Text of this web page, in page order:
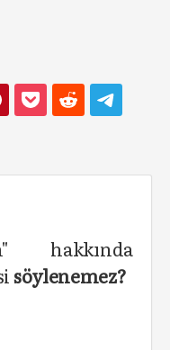
hakkında
söylenemez?